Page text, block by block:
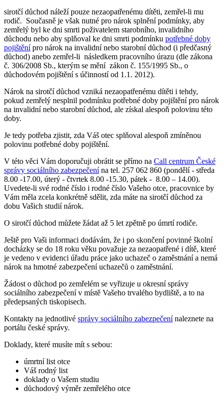
sirotčí důchod náleží pouze nezaopatřenému dítěti, zemřel-li mu
rodič. Současně je však nutné pro nárok splnění podmínky, aby
zemřelý byl ke dni smrti poživatelem starobního, invalidního
důchodu nebo aby splňoval ke dni smrti podmínku potřebné doby
pojištěnípro nárok na invalidní nebo starobní důchod (i předčasný
důchod) anebo zemřel-li následkem pracovního úrazu (dle zákona
č. 306/2008 Sb., kterým se mění zákon č. 155/1995 Sb., o
důchodovém pojištění s účinností od 1.1. 2012).
Nárok na sirotčí důchod vzniká nezaopatřenému dítěti i tehdy,
pokud zemřelý nesplnil podmínku potřebné doby pojištění pro nárok
na invalidní nebo starobní důchod, ale získal alespoň polovinu této
doby.
Je tedy potřeba zjistit, zda Váš otec splňoval alespoň zmíněnou
polovinu potřebné doby pojištění.
V této věci Vám doporučuji obrátit se přímo na Call centrum České
správy sociálního zabezpečenína tel. 257 062 860 (pondělí - středa
8.00 -17.00, úterý - čtvrtek 8.00 -15.30, pátek - 8.00 – 14.00).
Uvedete-li své rodné číslo i rodné číslo Vašeho otce, pracovnice by
Vám měla zcela konkrétně sdělit, zda máte na sirotčí důchod za
dobu Vašich studií nárok.
O sirotčí důchod můžete žádat až 5 let zpětně po úmrtí rodiče.
Ještě pro Vaši informaci dodávám, že i po skončení povinné školní
docházky se do 18 roku věku považuje za nezaopatřené i dítě, které
je vedeno v evidenci úřadu práce jako uchazeč o zaměstnání a nemá
nárok na hmotné zabezpečení uchazečů o zaměstnání.
Žádost o důchod po zemřelém se vyřizuje u okresní správy
sociálního zabezpečení v místě Vašeho trvalého bydliště, a to na
předepsaných tiskopisech.
Kontakty na jednotlivé správy sociálního zabezpečenínaleznete na
portálu české správy.
Doklady, které musíte mít s sebou:
úmrtní list otce
Váš rodný list
doklady o Vašem studiu
důchodový výměr zemřelého otce